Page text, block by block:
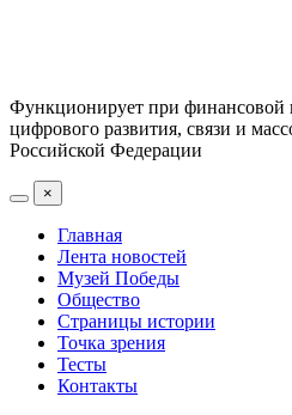
Функционирует при финансовой
цифрового развития, связи и
Российской Федерации
×
Главная
Лента новостей
Музей Победы
Общество
Страницы истории
Точка зрения
Тесты
Контакты